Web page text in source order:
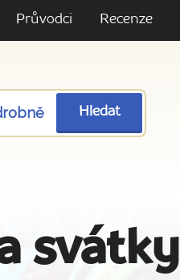
Průvodci Recenze
Hledat
svátky